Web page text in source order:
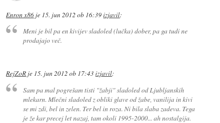
Enron x86 je 15. jun 2012 ob 16:39izjavil:
Meni je bil pa en kivijev sladoled (lučka) dober, pa ga tudi ne
prodajajo več.
RejZoR je 15. jun 2012 ob 17:43izjavil:
Sam pa mal pogrešam tisti "žabji" sladoled od Ljubljanskih
mlekarn. Mlečni sladoled z obliki glave od žabe, vanilija in kivi
se mi zdi, bel in zelen. Ter bel in roza. Ni bila slaba zadeva. Tega
je že kar precej let nazaj, tam okoli 1995-2000... ah nostalgija.